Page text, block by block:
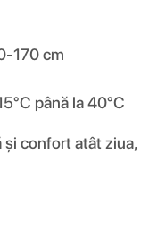
170 cm
până la 40°C
confort atât ziua,